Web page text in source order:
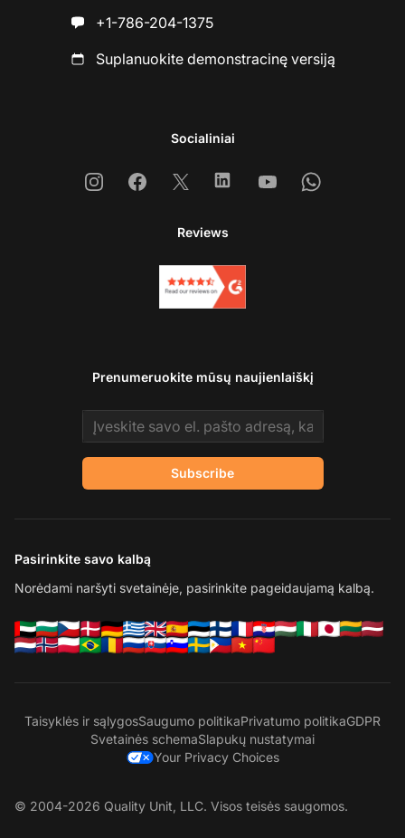
+1-786-204-1375
Suplanuokite demonstracinę versiją
Socialiniai
InstagramFacebook
X LinkedinYoutubeWhatsapp
Reviews
Prenumeruokite mūsų naujienlaiškį
Email address
Subscribe
Pasirinkite savo kalbą
Norėdami naršyti svetainėje, pasirinkite pageidaujamą kalbą.
Taisyklės ir sąlygosSaugumo politikaPrivatumo politikaGDPR
Svetainės schemaSlapukų nustatymai
Your Privacy Choices
© 2004-2026 Quality Unit, LLC. Visos teisės saugomos.